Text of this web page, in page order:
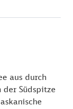
aus durch
der Südspitze